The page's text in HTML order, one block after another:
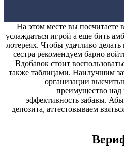
На этом месте вы посчитаете
услаждаться игрой а еще бить
лотереях. Чтобы удачливо
сестра рекомендуем барно
Вдобавок стоит
также таблицами. Наилучшим
организации
преимущество над
эффективность забавы.
депозита, аттестовываем